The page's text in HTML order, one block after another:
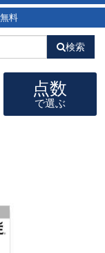
料
検索
点数
で選ぶ